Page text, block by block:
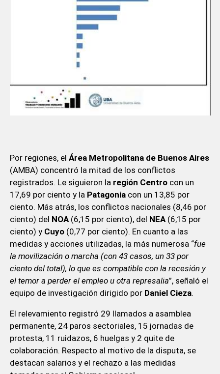
Por regiones, el Área Metropolitana de Buenos Aires
(AMBA) concentró la mitad de los conflictos
registrados. Le siguieron la región Centrocon un
17,69 por ciento y la Patagoniacon un 13,85 por
ciento. Más atrás, los conflictos nacionales (8,46 por
ciento) del NOA(6,15 por ciento), del NEA(6,15 por
ciento) y Cuyo(0,77 por ciento). En cuanto a las
medidas y acciones utilizadas, la más numerosa “fue
la movilización o marcha (con 43 casos, un 33 por
ciento del total), lo que es compatible con la recesión y
el temor a perder el empleo u otra represalia”, señaló el
equipo de investigación dirigido por Daniel Cieza.
El relevamiento registró 29 llamados a asamblea
permanente, 24 paros sectoriales, 15 jornadas de
protesta, 11 ruidazos, 6 huelgas y 2 quite de
colaboración. Respecto al motivo de la disputa, se
destacan salarios y el rechazo a las medidas